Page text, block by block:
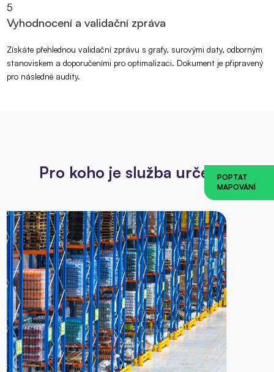
5
Vyhodnocení a validační zpráva
Získáte přehlednou validační zprávu s grafy, surovými daty, odborným
stanoviskem a doporučeními pro optimalizaci. Dokument je připravený
pro následné audity.
Pro koho je služba určená?
POPTAT
MAPOVÁNÍ